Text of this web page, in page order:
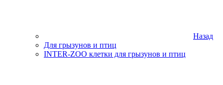
Назад
Для грызунов и птиц
INTER-ZOO клетки для грызунов и птиц